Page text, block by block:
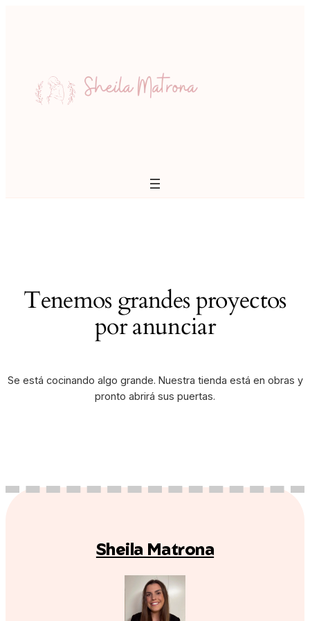
Tenemos grandes proyectos
por anunciar
Se está cocinando algo grande. Nuestra tienda está en obras y
pronto abrirá sus puertas.
Sheila Matrona